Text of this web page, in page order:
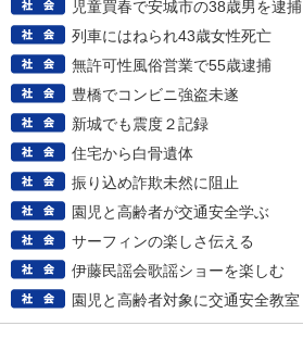
児童買春で安城市の38歳男を逮捕
列車にはねられ43歳女性死亡
無許可性風俗営業で55歳逮捕
豊橋でコンビニ強盗未遂
新城でも震度２記録
住宅から白骨遺体
振り込め詐欺未然に阻止
園児と高齢者が交通安全学ぶ
サーフィンの楽しさ伝える
伊藤民謡会歌謡ショーを楽しむ
園児と高齢者対象に交通安全教室